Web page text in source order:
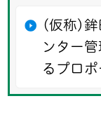
(仮称)鉾
ンター
るプロ